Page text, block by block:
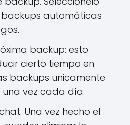
automáticas
backup: esto
cierto tiempo en
backups unicamente
vez cada día.
Una vez hecho el